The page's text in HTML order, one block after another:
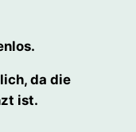
da die
ist.